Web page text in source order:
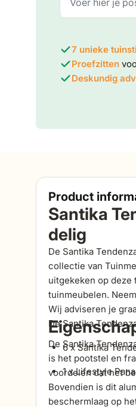
7 unieke
Proefzitten
Deskundig
Product
Santika
delig
De Santika
collectie van
uitgekeken op
tuinmeubelen.
Wij adviseren je
De Santika
6 x Santika
1 x Lifestyle
De Santika
is het pootstel en
voordelen dat het
Bovendien is dit
beschermlaag op